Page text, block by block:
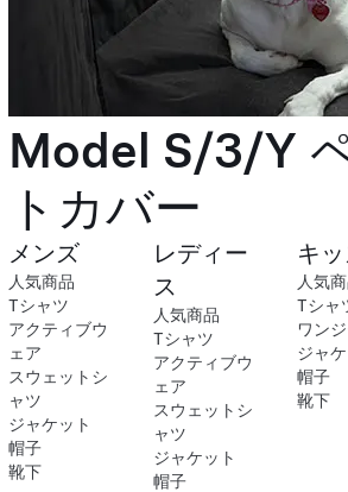
Model S/3/Y
トカバー
メンズ
人気商品
Tシャツ
アクティブウ
ェア
スウェットシ
ャツ
ジャケット
帽子
靴下
レディー
ス
人気商品
Tシャツ
アクティブウ
ェア
スウェットシ
ャツ
ジャケット
帽子
キ
人気
Tシャ
ワン
ジャ
帽子
靴下